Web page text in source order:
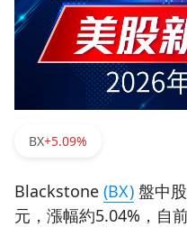
BX+5.09%
Blackstone(BX)盤中
元，漲幅約5.04%，自